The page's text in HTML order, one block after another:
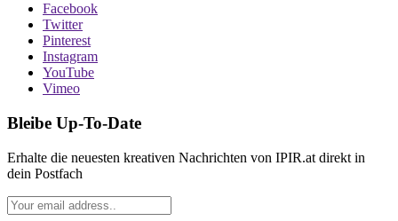
Facebook
Twitter
Pinterest
Instagram
YouTube
Vimeo
Bleibe Up-To-Date
Erhalte die neuesten kreativen Nachrichten von IPIR.at direkt in
dein Postfach